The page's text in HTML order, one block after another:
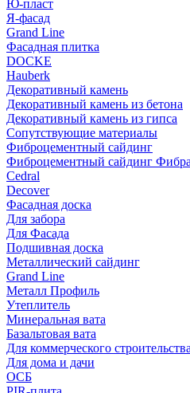
Ю-пласт
Я-фасад
Grand Line
Фасадная плитка
DOCKE
Hauberk
Декоративный камень
Декоративный камень из бетона
Декоративный камень из гипса
Сопутствующие материалы
Фиброцементный сайдинг
Фиброцементный сайдинг
Cedral
Decover
Фасадная доска
Для забора
Для Фасада
Подшивная доска
Металлический сайдинг
Grand Line
Металл Профиль
Утеплитель
Минеральная вата
Базальтовая вата
Для коммерческого строительства
Для дома и дачи
ОСБ